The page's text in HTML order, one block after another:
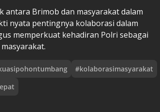
antara Brimob dan masyarakat dalam
nyata pentingnya kolaborasi dalam
memperkuat kehadiran Polri sebagai
#kolaborasimasyarakat